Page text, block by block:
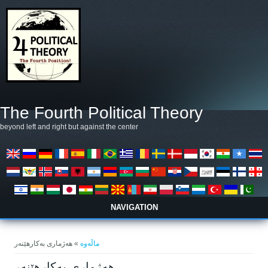
The Fourth Political Theory
beyond left and right but against the center
NAVIGATION
ماڵەوە» هەژماری بەکارهێنەر